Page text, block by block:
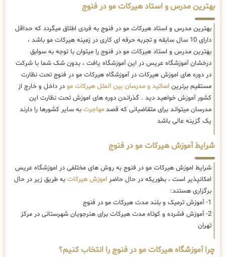
بهترین مدرس و استاد هیرکات مو در فنوج
بهترین مدرس و استاد هیرکات مو در فنوج به فردی اطلاق میگردد که حداقل
دارای 10 سال سابقه و تجربه حرفه ای کاری در زمینه هیرکات مو باشد ،
بهترین مدرس و استاد هیرکات مو در فنوج را میتوان با توجه به سوابق
درخشان آموزشگاه عریس در این آموزشگاه یافت ، بدون شک شما با شرکت
در دوره های اموزش هیرکات در آموزشگاه هیرکات مو در فنوج تحت نظارت
مستقیم برترین اساتید و مدرسان بین الملل هیرکات مو در داخل و خارج از
کشور آموزش خواهید دید . گذراندن دوره های اموزش تحت نظارت این
مدرسان میتواند برای متقاضیانی که قصد مهاجرت به سایر کشورها را دارند
یک گزینه عالی باشد
شرایط آموزش هیرکات مو در فنوج
شرایط اموزش هیرکات مو در فنوج به روش های مختلفی در اموزشگاه عریس
امکانپذیر است ، بطوریکه در حال حاضر اموزش هیرکات به طریق زیر در حال
برگزاری هستند:
1- آموزش ترمیک و بلند مدت هیرکات مو در فنوج
2- آموزش فشرده و کوتاه مدت هیرکات برای هنرجویان شهرستانی در مرکز
تهران
چرا آموزشگاه هیرکات مو در فنوج را انتخاب کنیم؟